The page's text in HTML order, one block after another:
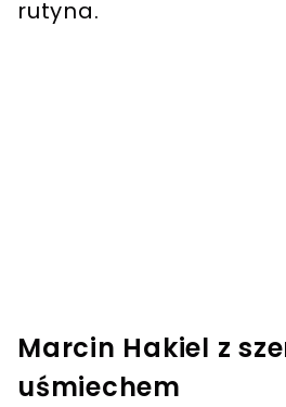
rutyna.
Marcin Hakiel z
uśmiechem